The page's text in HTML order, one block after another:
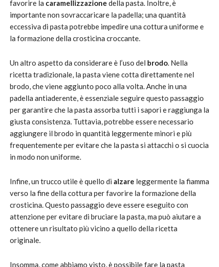
favorire la caramellizzazione della pasta. Inoltre, è
importante non sovraccaricare la padella; una quantità
eccessiva di pasta potrebbe impedire una cottura uniforme e
la formazione della crosticina croccante.
Un altro aspetto da considerare è l’uso del brodo. Nella
ricetta tradizionale, la pasta viene cotta direttamente nel
brodo, che viene aggiunto poco alla volta. Anche in una
padella antiaderente, è essenziale seguire questo passaggio
per garantire che la pasta assorba tutti i sapori e raggiunga la
giusta consistenza. Tuttavia, potrebbe essere necessario
aggiungere il brodo in quantità leggermente minori e più
frequentemente per evitare che la pasta si attacchi o si cuocia
in modo non uniforme.
Infine, un trucco utile è quello di alzare leggermente la fiamma
verso la fine della cottura per favorire la formazione della
crosticina. Questo passaggio deve essere eseguito con
attenzione per evitare di bruciare la pasta, ma può aiutare a
ottenere un risultato più vicino a quello della ricetta
originale.
Insomma, come abbiamo visto, è possibile fare la pasta